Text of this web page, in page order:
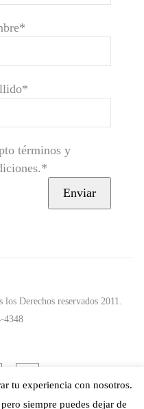
términos y
Derechos reservados 2011.
4348
tu experiencia con nosotros.
siempre puedes dejar de